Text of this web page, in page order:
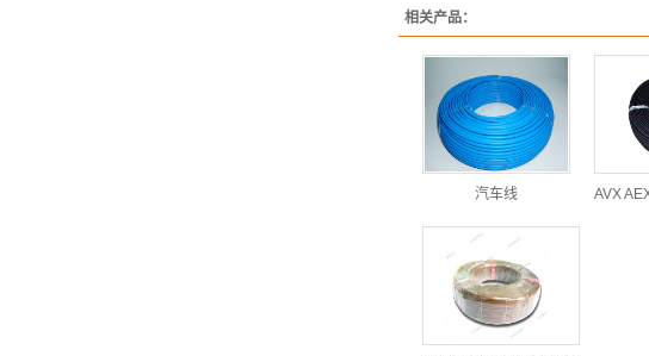
相关产品：
汽车线 AVX